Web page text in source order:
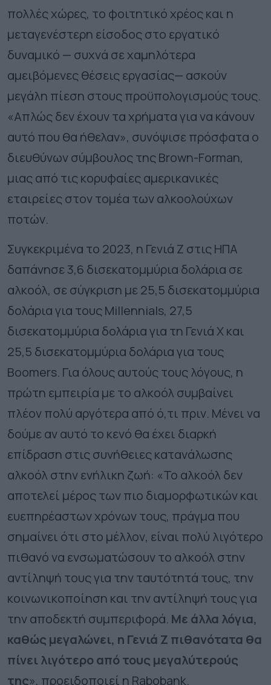
πολλές χώρες, το φοιτητικό χρέος και η
μεταγενέστερη είσοδος στο εργατικό
δυναμικό — συχνά σε χαμηλότερα
αμειβόμενες θέσεις εργασίας— ασκούν
μεγάλη πίεση στους προϋπολογισμούς τους.
«Απλώς δεν έχουν τα χρήματα για να κάνουν
αυτό που θα ήθελαν», συνόψισε πρόσφατα ο
διευθύνων σύμβουλος της Brown-Forman,
μιας από τις κορυφαίες αμερικανικές
εταιρείες στον τομέα των αλκοολούχων
ποτών.
Συγκεκριμένα το 2023, η Γενιά Ζ στις ΗΠΑ
δαπάνησε 3,6 δισεκατομμύρια δολάρια σε
αλκοόλ, σε σύγκριση με 25,5 δισεκατομμύρια
δολάρια για τους Millennials, 27,5
δισεκατομμύρια δολάρια για τη Γενιά Χ και
25,5 δισεκατομμύρια δολάρια για τους
Boomers. Για όλους αυτούς τους λόγους, η
πρώτη εμπειρία με το αλκοόλ συμβαίνει
πλέον πολύ αργότερα από ό,τι πριν. Μένει να
δούμε αν αυτό το κενό θα έχει διαρκή
επίδραση στις συνήθειες κατανάλωσης
αλκοόλ στην ενήλικη ζωή: «Το αλκοόλ δεν
αποτελεί μέρος των πιο διαμορφωτικών και
ευεπηρέαστων χρόνων τους, πράγμα που
σημαίνει ότι στο μέλλον, είναι πολύ λιγότερο
πιθανό να ενσωματώσουν το αλκοόλ στην
αντίληψή τους για την ταυτότητά τους, την
κοινωνικοποίηση και την αντίληψή τους για
την αποδεκτή συμπεριφορά. Με άλλα λόγια,
καθώς μεγαλώνει, η Γενιά Ζ πιθανότατα θα
πίνει λιγότερο από τους μεγαλύτερούς
της», προειδοποιεί η Rabobank.